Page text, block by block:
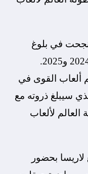
نجحت في بلوغ
في عامي 2024 و2025.
ألعاب القوى في
لعام 2026، والذي سيبلغ ذروته مع
العالم لألعاب
لاريسا بحضور